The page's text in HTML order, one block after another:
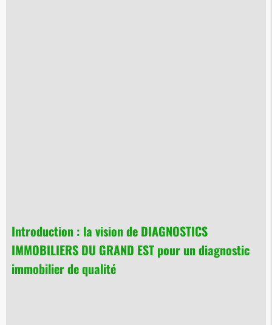
Introduction : la vision de DIAGNOSTICS
IMMOBILIERS DU GRAND EST pour un diagnostic
immobilier de qualité